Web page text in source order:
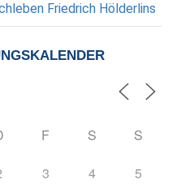
Friedrich Hölderlins
F S S
3 4 5